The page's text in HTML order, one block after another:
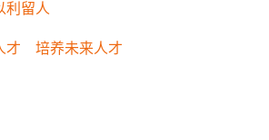
留人
培养未来人才